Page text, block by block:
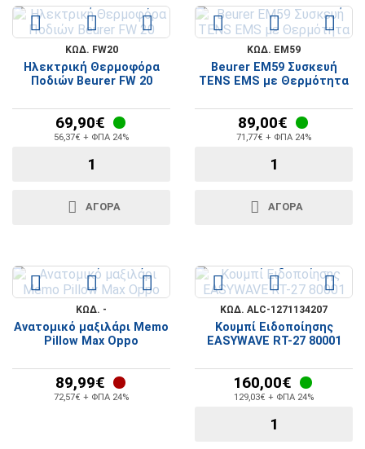
ΚΩΔ. FW20
Ηλεκτρική Θερμοφόρα
Ποδιών Beurer FW 20
69,90€
56,37€ + ΦΠΑ 24%
ΑΓΟΡΆ
ΚΩΔ. EM59
Beurer EM59 Συσκευή
TENS EMS με Θερμότητα
89,00€
71,77€ + ΦΠΑ 24%
ΑΓΟΡΆ
ΚΩΔ. -
Ανατομικό μαξιλάρι Memo
Pillow Max Oppo
89,99€
72,57€ + ΦΠΑ 24%
ΚΩΔ. ALC-1271134207
Κουμπί Ειδοποίησης
EASYWAVE RT-27 80001
160,00€
129,03€ + ΦΠΑ 24%